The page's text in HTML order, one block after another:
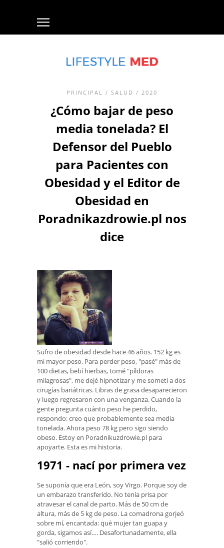
PRINCIPAL / SALUD / 2020
¿Cómo bajar de peso
media tonelada? El
Defensor del Pueblo
para Pacientes con
Obesidad y el Editor de
Obesidad en
Poradnikazdrowie.pl nos
dice
Sufro de obesidad desde hace 46 años. 152 kg es
mi mayor peso. Para perder peso, "pasé" más de
100 dietas, bebí hierbas, tomé "píldoras
milagrosas", me dejé hipnotizar y me sometí a dos
cirugías bariátricas. Libras de grasa desaparecieron
y luego regresaron con una venganza. Cuando la
gente pregunta cuánto peso he perdido,
respondo: creo que probablemente sea media
tonelada. Ahora peso 78 kg pero sigo siendo
obeso. Estoy en Poradnikuzdrowie.pl para
apoyarte. Esta es mi historia.
1971 - nací por primera vez
Se suponía que era León, soy Virgo. Porque soy de
un embarazo transferido. No tenía prisa por
atravesar el canal de parto. Más de 50 cm de
altura, más de 5 kg de peso. La comadrona gorjeó
sobre mí, encantada: qué mujer tan guapa y
gorda, sigamos así…. Desafortunadamente, ella
"salió corriendo".